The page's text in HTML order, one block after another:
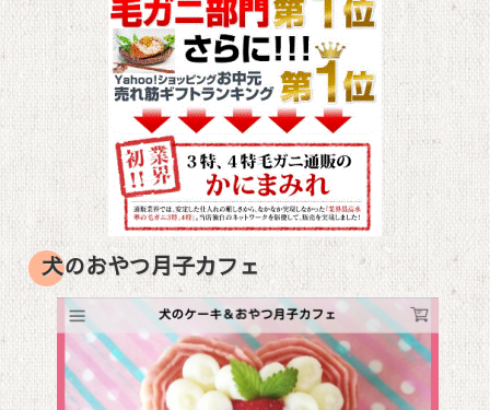
犬のおやつ月子カフェ